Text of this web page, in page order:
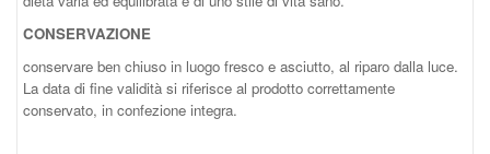
CONSERVAZIONE
conservare ben chiuso in luogo fresco e asciutto, al riparo dalla luce.
La data di fine validità si riferisce al prodotto correttamente
conservato, in confezione integra.